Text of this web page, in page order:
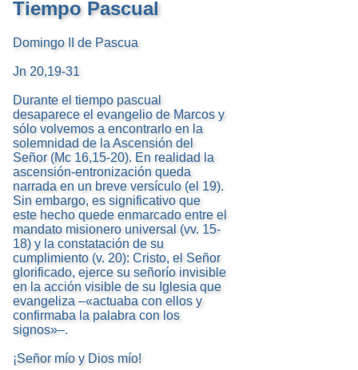
Tiempo Pascual
Domingo II de Pascua
Jn 20,19-31
Durante el tiempo pascual
desaparece el evangelio de Marcos y
sólo volvemos a encontrarlo en la
solemnidad de la Ascensión del
Señor (Mc 16,15-20). En realidad la
ascensión-entronización queda
narrada en un breve versículo (el 19).
Sin embargo, es significativo que
este hecho quede enmarcado entre el
mandato misionero universal (vv. 15-
18) y la constatación de su
cumplimiento (v. 20): Cristo, el Señor
glorificado, ejerce su señorío invisible
en la acción visible de su Iglesia que
evangeliza –«actuaba con ellos y
confirmaba la palabra con los
signos»–.
¡Señor mío y Dios mío!